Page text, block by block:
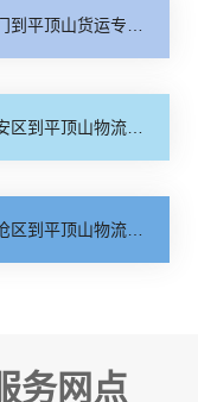
货运专线-厦门到平顶山物流公司_快运有保障「送货上门」
平顶山物流专线_怎么收费「需要几天」
平顶山物流专线_市县闪送「准时准点」
务网点